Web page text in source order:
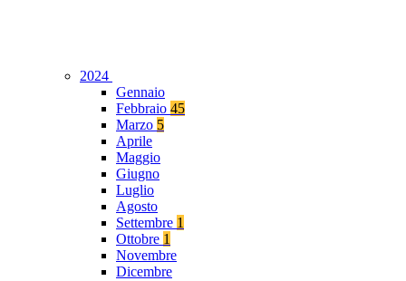
2024
Gennaio
Febbraio 45
Marzo 5
Aprile
Maggio
Giugno
Luglio
Agosto
Settembre 1
Ottobre 1
Novembre
Dicembre